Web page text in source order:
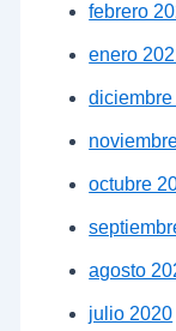
febrero
enero
octubre
agosto
julio 2020